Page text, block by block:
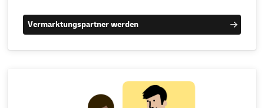
Vermarktungspartner werden